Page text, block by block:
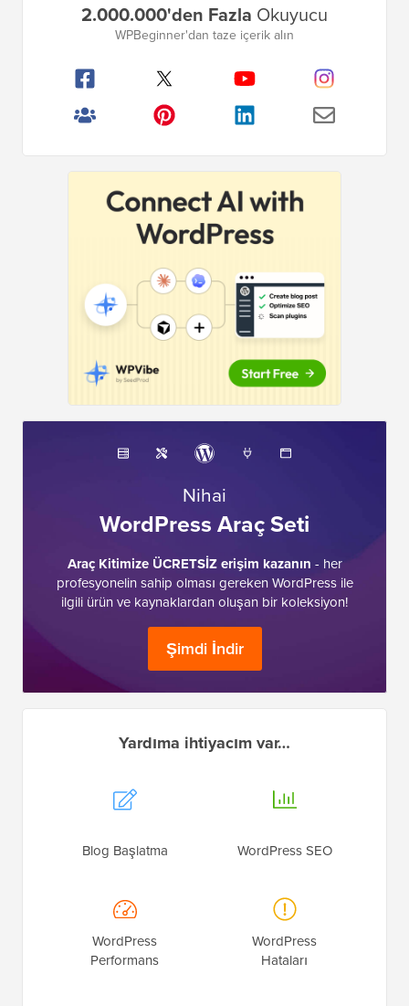
2.000.000'den Fazla Okuyucu
WPBeginner'dan taze içerik alın
Nihai
WordPress Araç Seti
Araç Kitimize ÜCRETSİZ erişim kazanın - her
profesyonelin sahip olması gereken WordPress ile
ilgili ürün ve kaynaklardan oluşan bir koleksiyon!
Şimdi İndir
Yardıma ihtiyacım var…
Blog Başlatma WordPress SEO
WordPress
Performans
WordPress
Hataları